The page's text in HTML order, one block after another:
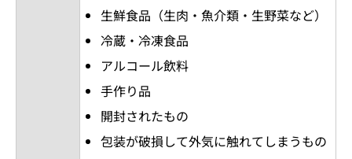
生鮮食品（生肉・魚介類・生野菜など）
冷蔵・冷凍食品
アルコール飲料
手作り品
開封されたもの
包装が破損して外気に触れてしまうもの